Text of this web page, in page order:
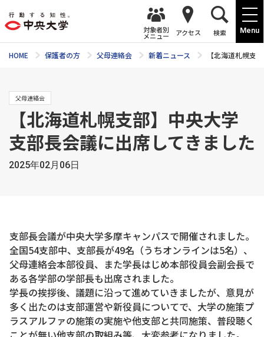
Menu
対象者別
メニュー アクセス 検索
HOME 保護者の方 父母連絡会 新着ニュース 【北海道札幌支
父母連絡会
【北海道札幌支部】中央大学
支部長会議に出席してきました
2025年02月06日
支部長会議が中央大学多摩キャンパスで開催されました。
全国54支部中、支部長が49名（うちオンラインは5名）、
父母連絡会本部役員、また学長はじめ本部役員会副会長で
ある各学部の学部長も出席されました。
学長の挨拶後、議題に沿って進めていきましたが、意見が
多く出たのは支部運営や新役員についてで、大学の施策プ
ラスアルファの施策の実施や他支部と共同施策、普段聴く